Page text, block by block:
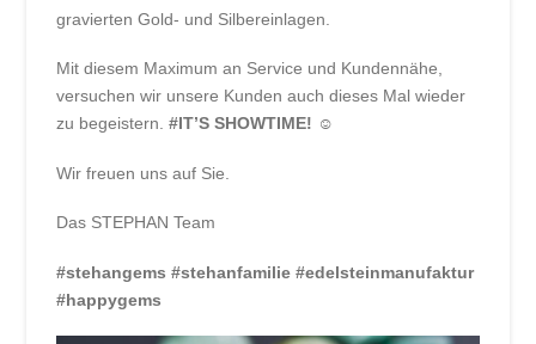
gravierten Gold- und Silbereinlagen.
Mit diesem Maximum an Service und Kundennähe,
versuchen wir unsere Kunden auch dieses Mal wieder
zu begeistern.#IT’S SHOWTIME! ☺
Wir freuen uns auf Sie.
Das STEPHAN Team
#stehangems #stehanfamilie #edelsteinmanufaktur
#happygems